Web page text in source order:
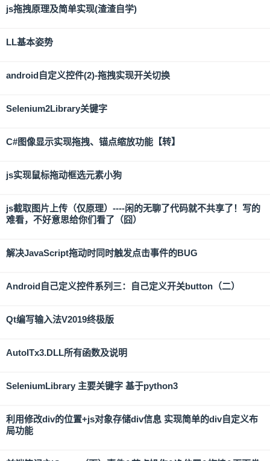
js拖拽原理及简单实现(渣渣自学)
LL基本姿势
android自定义控件(2)-拖拽实现开关切换
Selenium2Library关键字
C#图像显示实现拖拽、锚点缩放功能【转】
js实现鼠标拖动框选元素小狗
js截取图片上传（仅原理）----闲的无聊了代码就不共享了！写的
难看，不好意思给你们看了（囧）
解决JavaScript拖动时同时触发点击事件的BUG
Android自己定义控件系列三：自己定义开关button（二）
Qt编写输入法V2019终极版
AutoITx3.DLL所有函数及说明
SeleniumLibrary 主要关键字 基于python3
利用修改div的位置+js对象存储div信息 实现简单的div自定义布
局功能